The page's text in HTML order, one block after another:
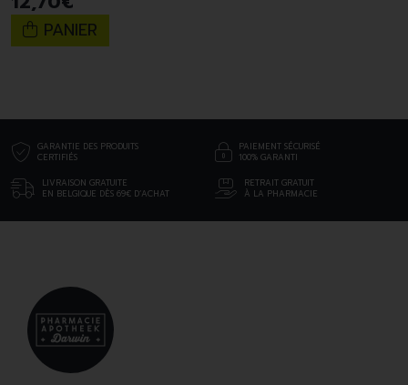
PANIER
GARANTIE DES PRODUITS
CERTIFIÉS
PAIEMENT SÉCURISÉ
100% GARANTI
LIVRAISON GRATUITE
EN BELGIQUE DÈS 69€ D’ACHAT
RETRAIT GRATUIT
À LA PHARMACIE